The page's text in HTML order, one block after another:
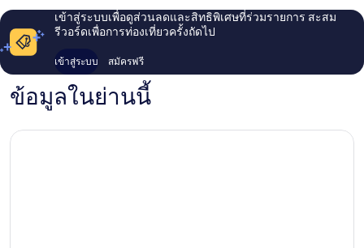
เข้าสู่ระบบเพื่อดูส่วนลดและสิทธิพิเศษที่ร่วมรายการ สะสม
รีวอร์ดเพื่อการท่องเที่ยวครั้งถัดไป
เข้าสู่ระบบ สมัครฟรี
ข้อมูลในย่านนี้